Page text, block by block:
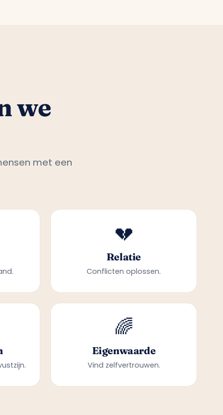
we
met een
💔
Conflicten oplossen.
🌈
Vind zelfvertrouwen.